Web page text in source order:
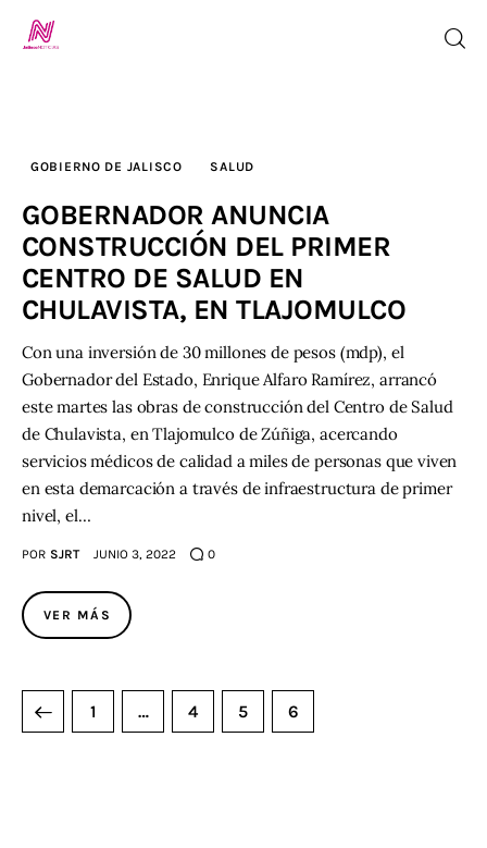
Inicio
TV en Vivo
Jalisco Noticias
Programación
Jalisco TV
Jalisco RADIO / En Vivo
Nosotros
GOBIERNO DE JALISCO SALUD
GOBERNADOR ANUNCIA
CONSTRUCCIÓN DEL PRIMER
CENTRO DE SALUD EN
CHULAVISTA, EN TLAJOMULCO
Con una inversión de 30 millones de pesos (mdp), el
Gobernador del Estado, Enrique Alfaro Ramírez, arrancó
este martes las obras de construcción del Centro de Salud
de Chulavista, en Tlajomulco de Zúñiga, acercando
servicios médicos de calidad a miles de personas que viven
en esta demarcación a través de infraestructura de primer
nivel, el…
POR SJRT JUNIO 3, 2022 0
VER MÁS
1 … 4 5 6